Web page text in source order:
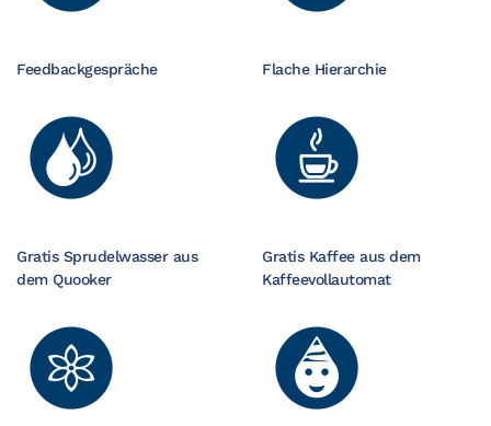
Feedbackgespräche Flache Hierarchie
Gratis Sprudelwasser aus
dem Quooker
Gratis Kaffee aus dem
Kaffeevollautomat